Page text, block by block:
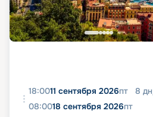
18:0011 сентября 2026пт 8 дн
08:0018 сентября 2026пт